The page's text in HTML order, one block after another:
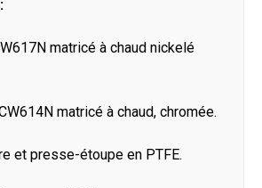
matricé à chaud nickelé
matricé à chaud, chromée.
et presse-étoupe en PTFE.